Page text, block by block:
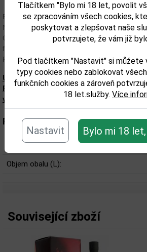
Tlačítkem "Bylo mi 18 let, povolit
se zpracováním všech cookies,
poskytovat a zlepšovat naše
potvrzujete, že vám již
Pod tlačítkem "Nastavit" si můžete
typy cookies nebo zablokovat
funkčních cookies a zároveň
18 let.služby. Více
Nastavit Bylo mi 18
Barva: tmavě jantarová.
Nos: ovocný, sladký, s arakovými tóny,
Chuť: dub, náznak vanilky, pomerančová
fondán.
Povrchová úprava: dlouhotrvající.
Upozorňujeme, že tento produkt
Přesné složení a alergeny jsou k
výrobku. Zkontrolujte prosím před
Parametry:
Obsah alkoholu obj. %:
Objem obalu (L):
Související zboží